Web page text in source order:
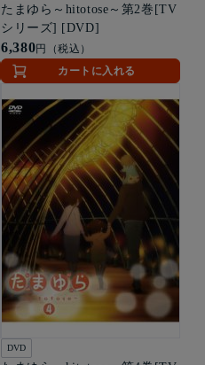
たまゆら～hitotose～第2巻[TV
シリーズ] [DVD]
6,380円（税込）
カートに入れる
DVD